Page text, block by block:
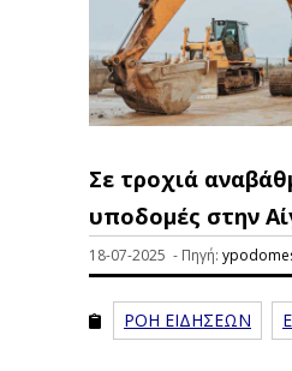
Σε τροχιά
υποδομές στην
18-07-2025 - Πηγή:
ΡΟΗ ΕΙΔΗΣΕΩΝ